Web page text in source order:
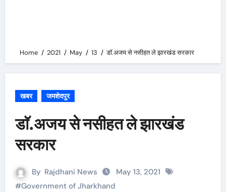
Home 2021 May 13 डाॅ.अजय से नसीहत ले झारखंड सरकार
खबर जमशेदपुर
डाॅ.अजय से नसीहत ले झारखंड
सरकार
By Rajdhani News
May 13, 2021
#Government of Jharkhand